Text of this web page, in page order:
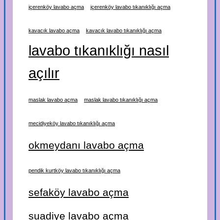
içerenköy lavabo açma içerenköy lavabo tıkanıklığı açma
kavacık lavabo açma kavacık lavabo tıkanıklığı açma
lavabo tıkanıklığı nasıl
açılır
maslak lavabo açma maslak lavabo tıkanıklığı açma
mecidiyeköy lavabo tıkanıklığı açma
okmeydanı lavabo açma
pendik kurtköy lavabo tıkanıklığı açma
sefaköy lavabo açma
suadiye lavabo açma